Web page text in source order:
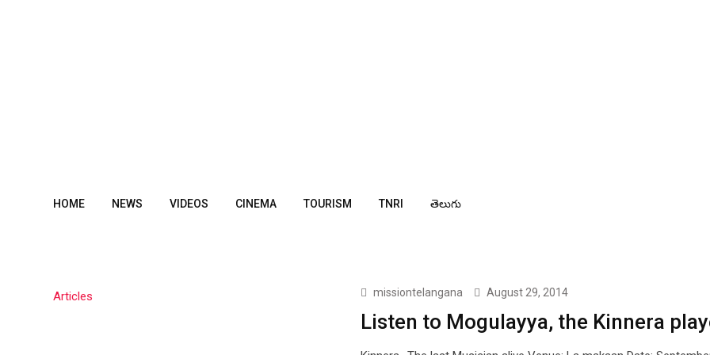
HOME NEWS VIDEOS CINEMA TOURISM TNRI తెలుగు
Articles missiontelangana August 29, 2014
Listen to Mogulayya, the Kinnera